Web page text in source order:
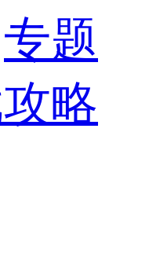
专题
略